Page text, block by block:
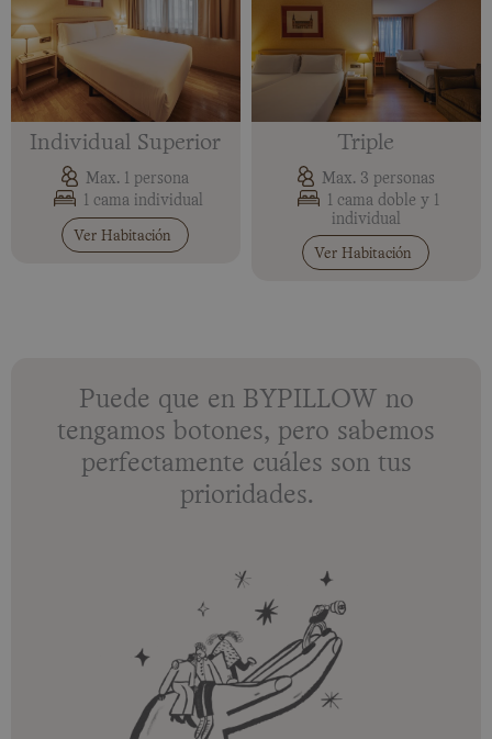
Individual Superior
Max. 1 persona
1 cama individual
Ver Habitación
Triple
Max. 3 personas
1 cama doble y 1
individual
Ver Habitación
Puede que en BYPILLOW no
tengamos botones, pero sabemos
perfectamente cuáles son tus
prioridades.